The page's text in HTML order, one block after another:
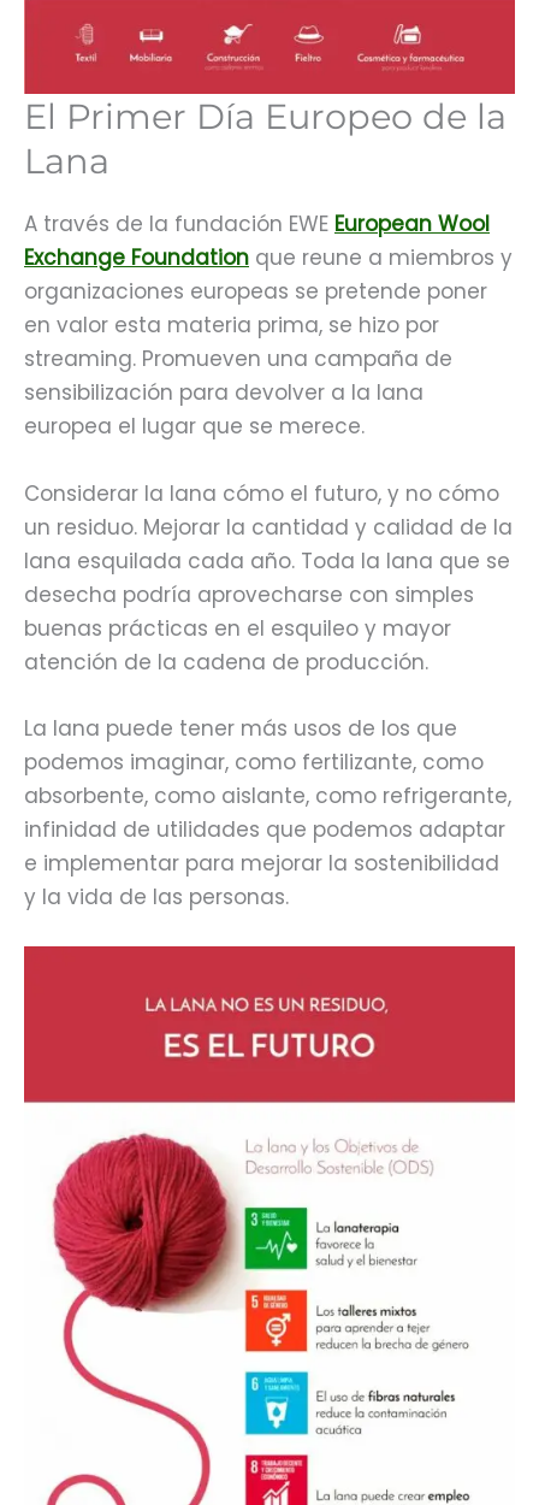
El Primer Día Europeo de la
Lana
A través de la fundación EWE European Wool
Exchange Foundation que reune a miembros y
organizaciones europeas se pretende poner
en valor esta materia prima, se hizo por
streaming. Promueven una campaña de
sensibilización para devolver a la lana
europea el lugar que se merece.
Considerar la lana cómo el futuro, y no cómo
un residuo. Mejorar la cantidad y calidad de la
lana esquilada cada año. Toda la lana que se
desecha podría aprovecharse con simples
buenas prácticas en el esquileo y mayor
atención de la cadena de producción.
La lana puede tener más usos de los que
podemos imaginar, como fertilizante, como
absorbente, como aislante, como refrigerante,
infinidad de utilidades que podemos adaptar
e implementar para mejorar la sostenibilidad
y la vida de las personas.